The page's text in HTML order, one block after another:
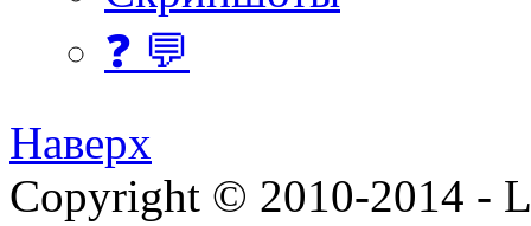
❓ 💬
Наверх
Copyright © 2010-2014 -